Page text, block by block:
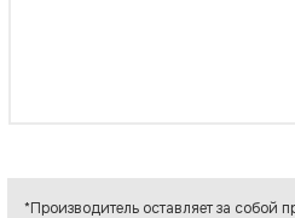
*Производитель оставляет за собой